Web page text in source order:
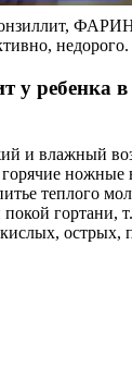
недорого.
у ребенка
и влажный
ножные
теплого
гортани,
острых,